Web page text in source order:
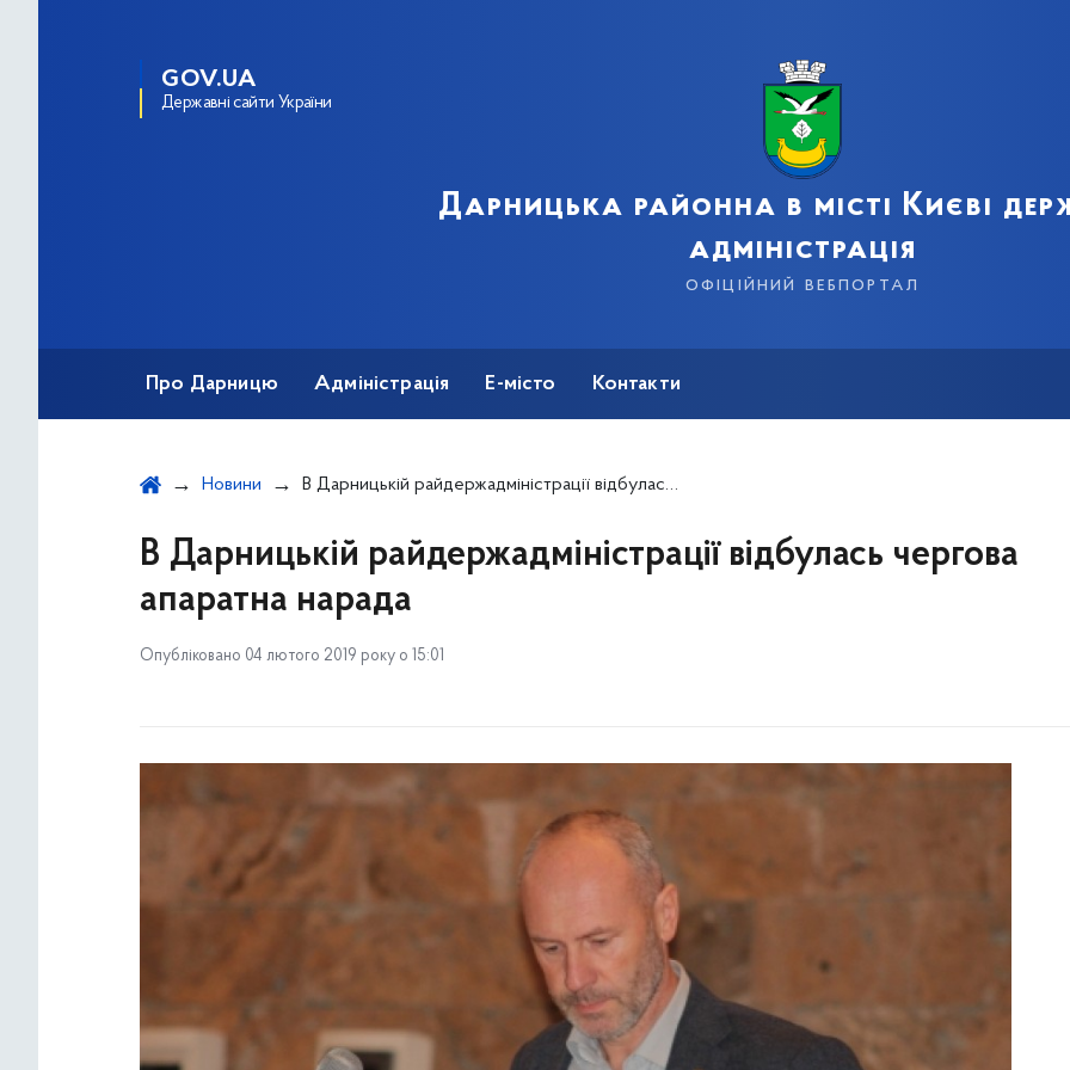
GOV.UA
Державні сайти України
Дарницька районна в місті Києві
адміністрація
офіційний вебпортал
Про Дарницю Адміністрація Е-місто Контакти
Новини В Дарницькій райдержадміністрації відбулась чергова апаратна нарада
В Дарницькій райдержадміністрації відбулась чергова
апаратна нарада
Опубліковано 04 лютого 2019 року о 15:01